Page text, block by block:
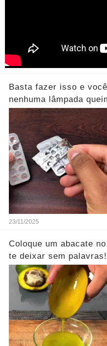
Basta fazer isso e
nenhuma lâmpada
23/11/2025
Coloque um abacate
te deixar sem palavras!